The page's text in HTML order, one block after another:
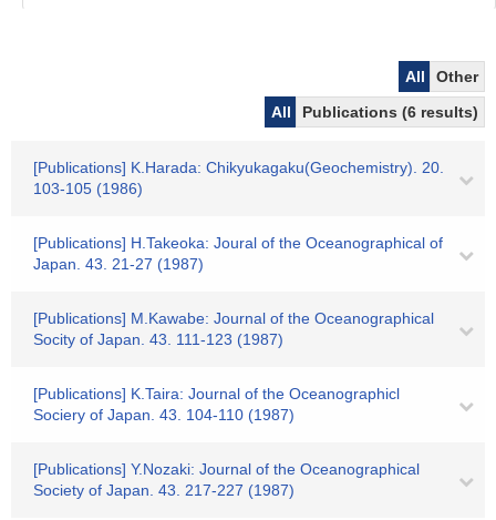
All
Other
All
Publications (6 results)
[Publications] K.Harada: Chikyukagaku(Geochemistry). 20.
103-105 (1986)
[Publications] H.Takeoka: Joural of the Oceanographical of
Japan. 43. 21-27 (1987)
[Publications] M.Kawabe: Journal of the Oceanographical
Socity of Japan. 43. 111-123 (1987)
[Publications] K.Taira: Journal of the Oceanographicl
Sociery of Japan. 43. 104-110 (1987)
[Publications] Y.Nozaki: Journal of the Oceanographical
Society of Japan. 43. 217-227 (1987)